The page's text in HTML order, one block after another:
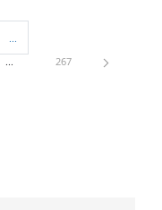
TAB per navegar.
Pàgines intermèdies Utilitzeu
Pàgina
267